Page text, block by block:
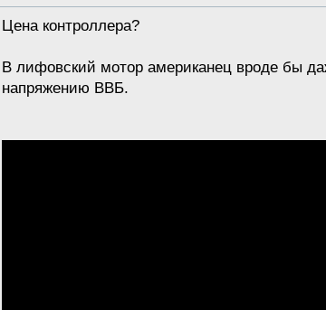
Цена контроллера?
В лифовский мотор американец вроде бы
напряжению ВВБ.